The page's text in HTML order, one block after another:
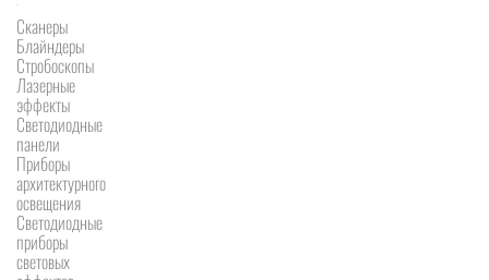
Сканеры
Блайндеры
Стробоскопы
Лазерные
эффекты
Светодиодные
панели
Приборы
архитектурного
освещения
Светодиодные
приборы
световых